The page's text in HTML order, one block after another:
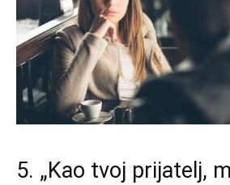
5. „Kao tvoj prijatelj,